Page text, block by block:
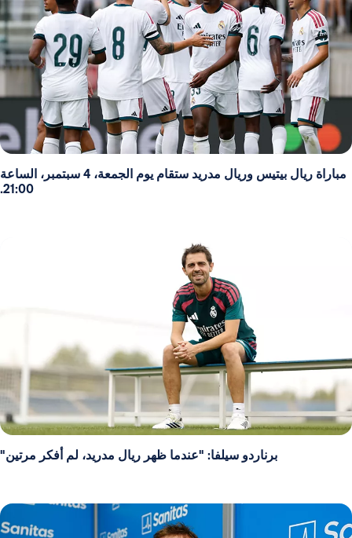
مباراة ريال بيتيس وريال مدريد ستقام يوم الجمعة، 4 سبتمبر، الساعة
21:00.
برناردو سيلفا: "عندما ظهر ريال مدريد، لم أفكر مرتين"